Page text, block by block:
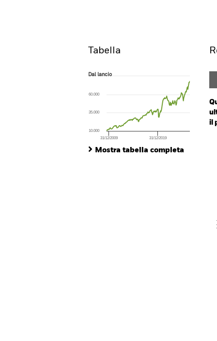
Tabella
Dal lancio
The chart has 1 X axis displaying Time.
The chart has 1 Y axis displaying values.
Dal lancio
31/12/2009 31/12/2019
10.000
35.000
60.000
Mostra tabella completa
il